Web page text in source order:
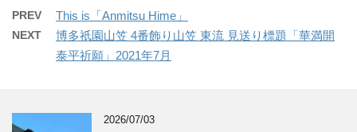
PREV This is「Anmitsu Hime」
NEXT
博多祇園山笠 4番飾り山笠 東流 見送り標題「華満開
泰平祈願」2021年7月
2026/07/03